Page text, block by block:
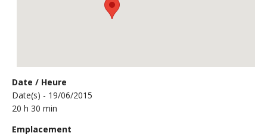
Date / Heure
Date(s) - 19/06/2015
20 h 30 min
Emplacement